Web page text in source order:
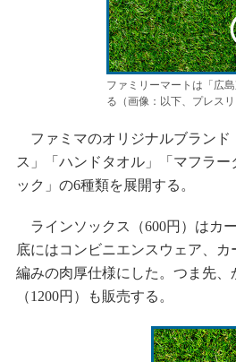
ファミリーマートは「広
る（画像：以下、プレスリ
ファミマのオリジナルブランド
ス」「ハンドタオル」「マフラ
ック」の6種類を展開する。
ラインソックス（600円）はカ
底にはコンビニエンスウェア、
編みの肉厚仕様にした。つま先
（1200円）も販売する。